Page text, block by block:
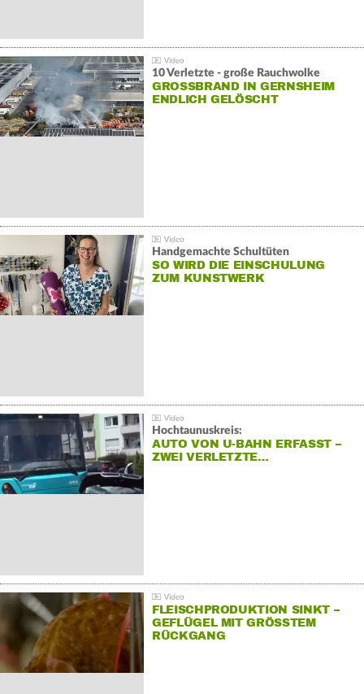
10 Verletzte - große Rauchwolke
GROSSBRAND IN GERNSHEIM E
NDLICH GELÖSCHT
Handgemachte Schultüten
SO WIRD DIE EINSCHULUNG
ZUM KUNSTWERK
Hochtaunuskreis:
AUTO VON U-BAHN ERFASST –
ZWEI VERLETZTE…
FLEISCHPRODUKTION SINKT –
GEFLÜGEL MIT GRÖSSTEM R
ÜCKGANG